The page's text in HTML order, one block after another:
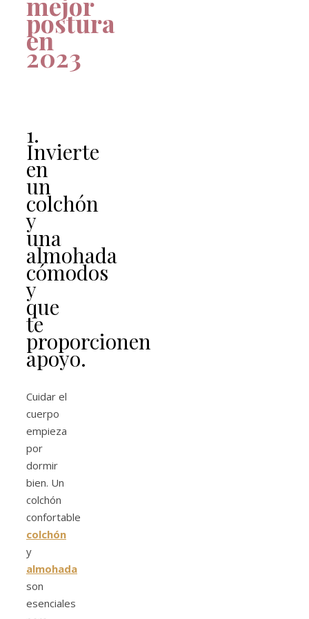
postura
en
2023
1.
Invierte
en
un
colchón
y
una
almohada
cómodos
y
que
te
proporcionen
apoyo.
Cuidar el
cuerpo
empieza
por
dormir
bien. Un
colchón
confortable
colchón
y
almohada
son
esenciales